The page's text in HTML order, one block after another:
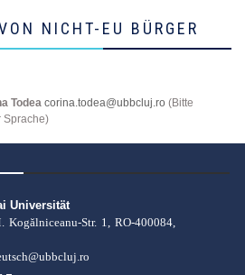
NICHT-EU BÜRGER
Todea corina.todea@ubbcluj.ro (Bitte
Sprache)
Universität
Kogălniceanu-Str. 1, RO-400084,